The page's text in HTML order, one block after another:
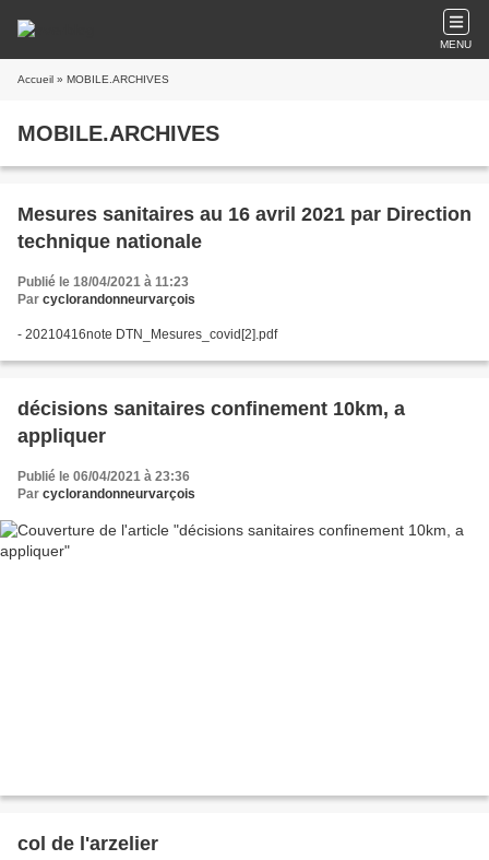
MENU
Accueil » MOBILE.ARCHIVES
MOBILE.ARCHIVES
Mesures sanitaires au 16 avril 2021 par Direction
technique nationale
Publié le 18/04/2021 à 11:23
Par cyclorandonneurvarçois
- 20210416note DTN_Mesures_covid[2].pdf
décisions sanitaires confinement 10km, a
appliquer
Publié le 06/04/2021 à 23:36
Par cyclorandonneurvarçois
col de l'arzelier